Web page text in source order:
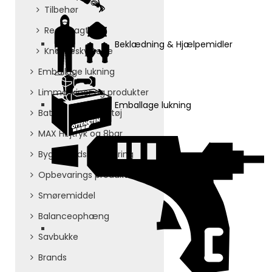
Beklædning & Hjælpemidler
Emballage lukning
Tilbehør
Regndragt
Knæbeskyttelse
Emballage lukning
Limmaskiner og produkter
Batteri og elværktøj
MAX Højtryk og 8bar
Byggepladshåndtering
Opbevarings produkter
Smøremiddel
Balanceophæng
Savbukke
Brands